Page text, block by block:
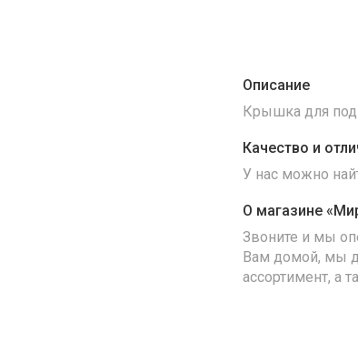
Описание
Крышка для
Качество и
У нас можно
О магазине
Звоните и мы
Вам домой, мы
ассортимент, а